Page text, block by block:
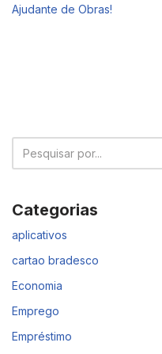
Ajudante de Obras!
Categorias
aplicativos
cartao bradesco
Economia
Emprego
Empréstimo